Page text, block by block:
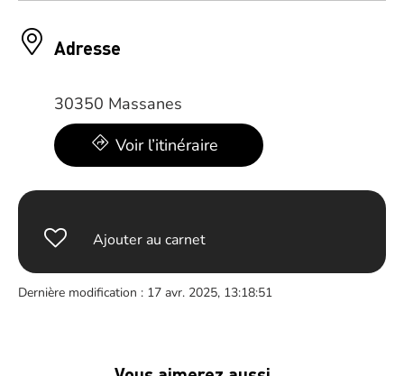
Adresse
30350 Massanes
Voir l’itinéraire
Ajouter au carnet
Dernière modification : 17 avr. 2025, 13:18:51